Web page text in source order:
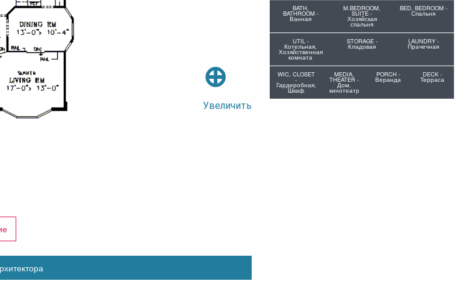
⊕
Увеличить
BATH,
BATHROOM -
Ванная
M.BEDROOM,
SUITE -
Хозяйская
спальня
BED, BEDROOM -
Спальня
UTIL -
Котельная,
Хозяйственная
комната
STORAGE -
Кладовая
LAUNDRY -
Прачечная
WIC, CLOSET
-
Гардеробная,
Шкаф
MEDIA,
THEATER -
Дом.
кинотеатр
PORCH -
Веранда
DECK -
Терраса